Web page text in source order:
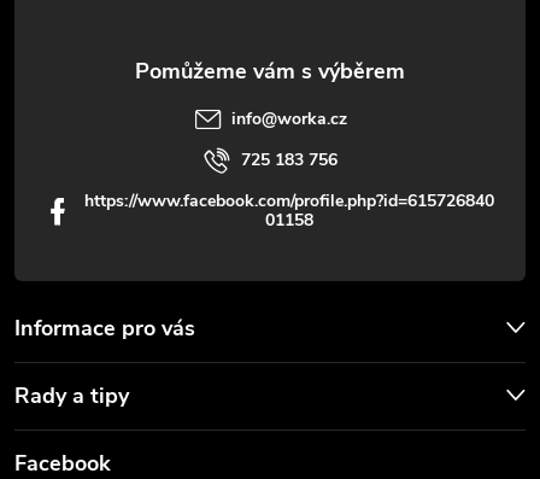
Informace pro vás
Rady a tipy
info@worka.cz
725 183 756
https://www.facebook.com/profile.php?id=615726840
01158
Facebook